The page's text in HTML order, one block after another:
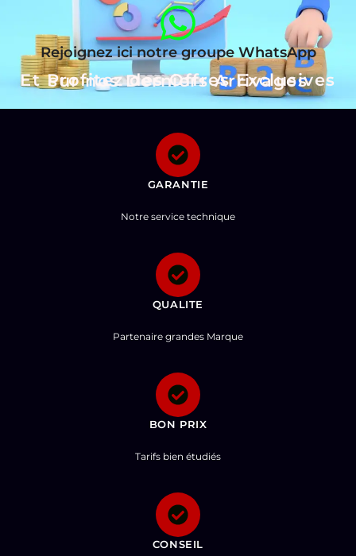
Rejoignez ici notre groupe WhatsApp
Et Profitez des Offres Exclusives sur nos Derniers Arrivages
GARANTIE
Notre service technique
QUALITE
Partenaire grandes Marque
BON PRIX
Tarifs bien étudiés
CONSEIL